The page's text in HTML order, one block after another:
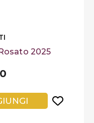
2025